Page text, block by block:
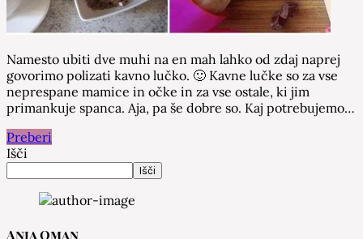
Namesto ubiti dve muhi na en mah lahko od zdaj naprej
govorimo polizati kavno lučko. 🙂 Kavne lučke so za vse
neprespane mamice in očke in za vse ostale, ki jim
primankuje spanca. Aja, pa še dobre so. Kaj potrebujemo…
Preberi
Išči
Išči
Anja Oman